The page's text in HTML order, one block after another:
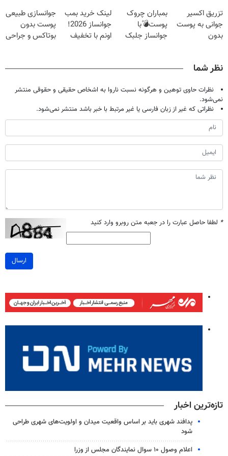
شدی🔥
تزریق اکسیر
جوانی به پوست
بدون
بمباران چروک
پوست💣با
جوانساز جلبک
لینک خرید بمب
جوانساز 2026!
اونم با تخفیف
جوانسازی طبیعی
پوست بدون
بوتاکس و جراحی
نظر شما
نظرات حاوی توهین و هرگونه نسبت ناروا به اشخاص حقیقی و حقوقی منتشر
نمی‌شود.
نظراتی که غیر از زبان فارسی یا غیر مرتبط با خبر باشد منتشر نمی‌شود.
* لطفا حاصل عبارت را در جعبه متن روبرو وارد کنید
ارسال
تازه‌ترین اخبار
پدافند شهری باید بر اساس واقعیت میدان و اولویت‌های شهری طراحی
شود
اعلام وصول ۱۰ سوال نمایندگان مجلس از وزرا